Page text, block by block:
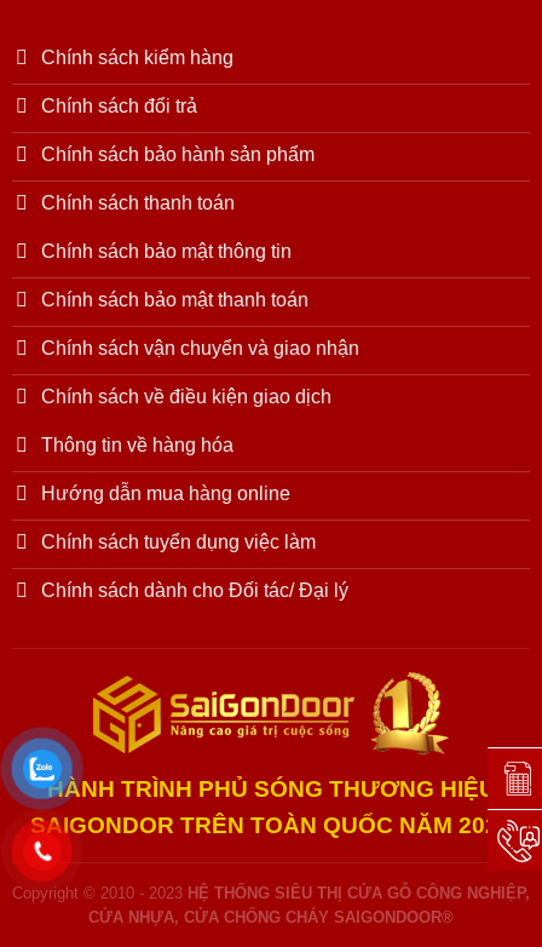
Chính sách kiểm hàng
Chính sách đổi trả
Chính sách bảo hành sản phẩm
Chính sách thanh toán
Chính sách bảo mật thông tin
Chính sách bảo mật thanh toán
Chính sách vận chuyển và giao nhận
Chính sách về điều kiện giao dịch
Thông tin về hàng hóa
Hướng dẫn mua hàng online
Chính sách tuyển dụng việc làm
Chính sách dành cho Đối tác/ Đại lý
HÀNH TRÌNH PHỦ SÓNG THƯƠNG HIỆU
SAIGONDOR TRÊN TOÀN QUỐC NĂM 2025
Copyright © 2010 - 2023 HỆ THỐNG SIÊU THỊ CỬA GỖ CÔNG NGHIỆP,
CỬA NHỰA, CỬA CHỐNG CHÁY SAIGONDOOR®
Đặt